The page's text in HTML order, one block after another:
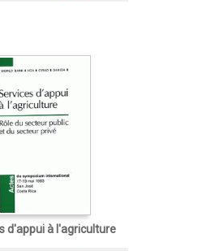
d'appui à l'agriculture